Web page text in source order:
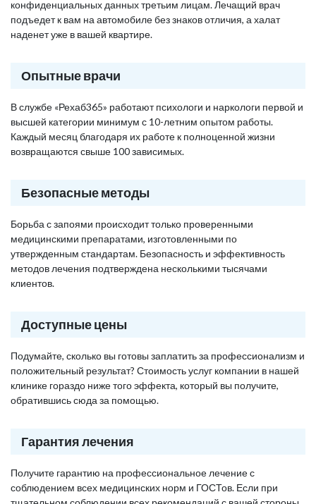
конфиденциальных данных третьим лицам. Лечащий врач
подъедет к вам на автомобиле без знаков отличия, а халат
наденет уже в вашей квартире.
Опытные врачи
В службе «Рехаб365» работают психологи и наркологи первой и
высшей категории минимум с 10-летним опытом работы.
Каждый месяц благодаря их работе к полноценной жизни
возвращаются свыше 100 зависимых.
Безопасные методы
Борьба с запоями происходит только проверенными
медицинскими препаратами, изготовленными по
утвержденным стандартам. Безопасность и эффективность
методов лечения подтверждена несколькими тысячами
клиентов.
Доступные цены
Подумайте, сколько вы готовы заплатить за профессионализм и
положительный результат? Стоимость услуг компании в нашей
клинике гораздо ниже того эффекта, который вы получите,
обратившись сюда за помощью.
Гарантия лечения
Получите гарантию на профессиональное лечение с
соблюдением всех медицинских норм и ГОСТов. Если при